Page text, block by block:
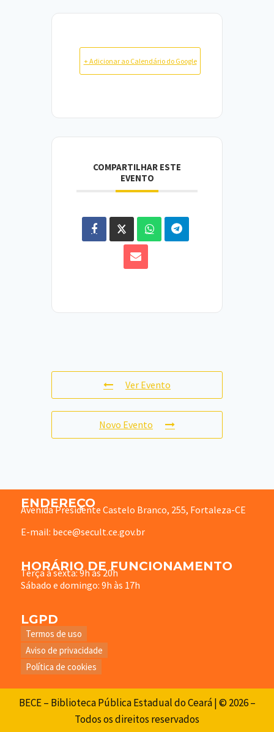
+ Adicionar ao Calendário do Google
COMPARTILHAR ESTE
EVENTO
Ver Evento
Novo Evento
ENDEREÇO
Avenida Presidente Castelo Branco, 255, Fortaleza-CE
E-mail: bece@secult.ce.gov.br
HORÁRIO DE FUNCIONAMENTO
Terça à sexta: 9h às 20h
Sábado e domingo: 9h às 17h
LGPD
Termos de uso
Aviso de privacidade
Política de cookies
BECE – Biblioteca Pública Estadual do Ceará | © 2026 –
Todos os direitos reservados